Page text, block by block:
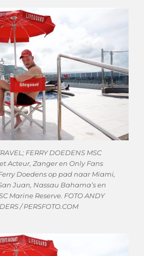
FERRY DOEDENS MSC
Acteur, Zanger en Only Fans
Doedens op pad naar Miami,
Juan, Nassau Bahama’s en
Marine Reserve. FOTO ANDY
/ PERSFOTO.COM